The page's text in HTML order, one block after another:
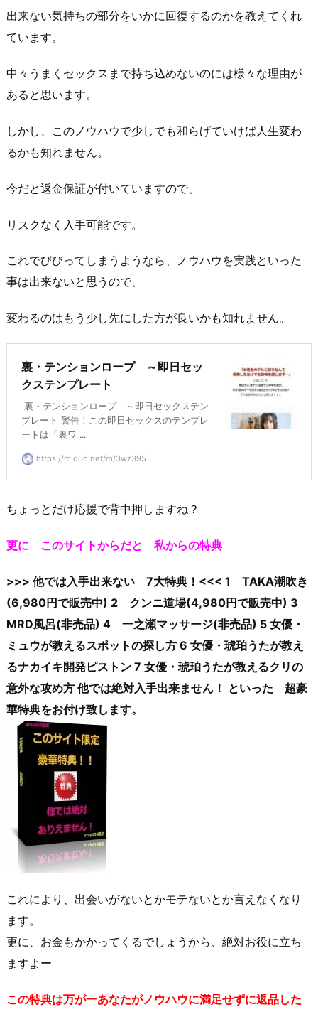
出来ない気持ちの部分をいかに回復するのかを教えてくれ
ています。
中々うまくセックスまで持ち込めないのには様々な理由が
あると思います。
しかし、このノウハウで少しでも和らげていけば人生変わ
るかも知れません。
今だと返金保証が付いていますので、
リスクなく入手可能です。
これでびびってしまうようなら、ノウハウを実践といった
事は出来ないと思うので、
変わるのはもう少し先にした方が良いかも知れません。
裏・テンションロープ ～即日セッ
クステンプレート
裏・テンションロープ ～即日セックステン
プレート 警告！この即日セックスのテンプレ
ートは「裏ワ ...
https://m.q0o.net/m/3wz395
ちょっとだけ応援で背中押しますね？
更に このサイトからだと 私からの特典
>>> 他では入手出来ない 7大特典！<<< 1 TAKA潮吹き
(6,980円で販売中) 2 クンニ道場(4,980円で販売中) 3
MRD風呂(非売品) 4 一之瀬マッサージ(非売品) 5 女優・
ミュウが教えるスポットの探し方 6 女優・琥珀うたが教え
るナカイキ開発ピストン 7 女優・琥珀うたが教えるクリの
意外な攻め方 他では絶対入手出来ません！ といった 超豪
華特典をお付け致します。
これにより、出会いがないとかモテないとか言えなくなり
ます。
更に、お金もかかってくるでしょうから、絶対お役に立ち
ますよー
この特典は万が一あなたがノウハウに満足せずに返品した